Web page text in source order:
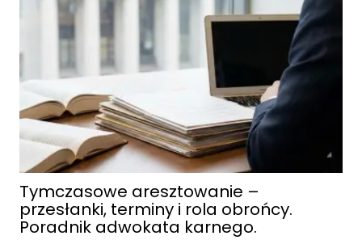
Tymczasowe aresztowanie –
przesłanki, terminy i rola obrońcy.
Poradnik adwokata karnego.